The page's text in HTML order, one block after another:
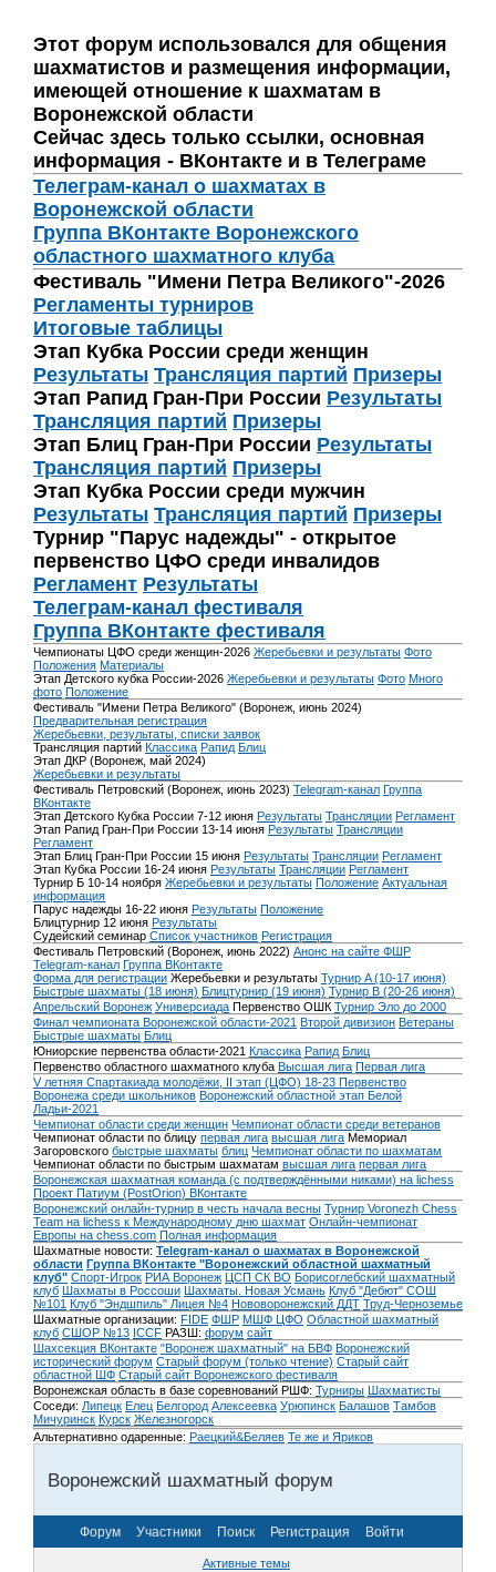
Этот форум использовался для общения
шахматистов и размещения информации,
имеющей отношение к шахматам в
Воронежской области
Сейчас здесь только ссылки, основная
информация - ВКонтакте и в Телеграме
Телеграм-канал о шахматах в
Воронежской области
Группа ВКонтакте Воронежского
областного шахматного клуба
Фестиваль "Имени Петра Великого"-2026
Регламенты турниров
Итоговые таблицы
Этап Кубка России среди женщин
Результаты Трансляция партий Призеры
Этап Рапид Гран-При России Результаты
Трансляция партий Призеры
Этап Блиц Гран-При России Результаты
Трансляция партий Призеры
Этап Кубка России среди мужчин
Результаты Трансляция партий Призеры
Турнир "Парус надежды" - открытое
первенство ЦФО среди инвалидов
Регламент Результаты
Телеграм-канал фестиваля
Группа ВКонтакте фестиваля
Чемпионаты ЦФО среди женщин-2026 Жеребьевки и результаты Фото
Положения Материалы
Этап Детского кубка России-2026 Жеребьевки и результаты Фото Много
фото Положение
Фестиваль "Имени Петра Великого" (Воронеж, июнь 2024)
Предварительная регистрация
Жеребьевки, результаты, списки заявок
Трансляция партий Классика Рапид Блиц
Этап ДКР (Воронеж, май 2024)
Жеребьевки и результаты
Фестиваль Петровский (Воронеж, июнь 2023) Telegram-канал Группа
ВКонтакте
Этап Детского Кубка России 7-12 июня Результаты Трансляции Регламент
Этап Рапид Гран-При России 13-14 июня Результаты Трансляции
Регламент
Этап Блиц Гран-При России 15 июня Результаты Трансляции Регламент
Этап Кубка России 16-24 июня Результаты Трансляции Регламент
Турнир Б 10-14 ноября Жеребьевки и результаты Положение Актуальная
информация
Парус надежды 16-22 июня Результаты Положение
Блицтурнир 12 июня Результаты
Судейский семинар Список участников Регистрация
Фестиваль Петровский (Воронеж, июнь 2022) Анонс на сайте ФШР
Telegram-канал Группа ВКонтакте
Форма для регистрации Жеребьевки и результаты Турнир A (10-17 июня)
Быстрые шахматы (18 июня) Блицтурнир (19 июня) Турнир B (20-26 июня)
Апрельский Воронеж Универсиада Первенство ОШК Турнир Эло до 2000
Финал чемпионата Воронежской области-2021 Второй дивизион Ветераны
Быстрые шахматы Блиц
Юниорские первенства области-2021 Классика Рапид Блиц
Первенство областного шахматного клуба Высшая лига Первая лига
V летняя Спартакиада молодёжи, II этап (ЦФО) 18-23 Первенство
Воронежа среди школьников Воронежский областной этап Белой
Ладьи-2021
Чемпионат области среди женщин Чемпионат области среди ветеранов
Чемпионат области по блицу первая лига высшая лига Мемориал
Загоровского быстрые шахматы блиц Чемпионат области по шахматам
Чемпионат области по быстрым шахматам высшая лига первая лига
Воронежская шахматная команда (с подтверждёнными никами) на lichess
Проект Патиум (PostOrion) ВКонтакте
Воронежский онлайн-турнир в честь начала весны Турнир Voronezh Chess
Team на lichess к Международному дню шахмат Онлайн-чемпионат
Европы на chess.com Полная информация
Шахматные новости: Telegram-канал о шахматах в Воронежской
области Группа ВКонтакте "Воронежский областной шахматный
клуб" Спорт-Игрок РИА Воронеж ЦСП СК ВО Борисоглебский шахматный
клуб Шахматы в Россоши Шахматы. Новая Усмань Клуб "Дебют" СОШ
№101 Клуб "Эндшпиль" Лицея №4 Нововоронежский ДДТ Труд-Черноземье
Шахматные организации: FIDE ФШР МШФ ЦФО Областной шахматный
клуб СШОР №13 ICCF РАЗШ: форум сайт
Шахсекция ВКонтакте "Воронеж шахматный" на БВФ Воронежский
исторический форум Cтарый форум (только чтение) Старый сайт
областной ШФ Старый сайт Воронежского фестиваля
Воронежская область в базе соревнований РШФ: Турниры Шахматисты
Соседи: Липецк Елец Белгород Алексеевка Урюпинск Балашов Тамбов
Мичуринск Курск Железногорск
Альтернативно одаренные: Раецкий&Беляев Те же и Яриков
Воронежский шахматный форум
Форум Участники Поиск Регистрация Войти
Активные темы